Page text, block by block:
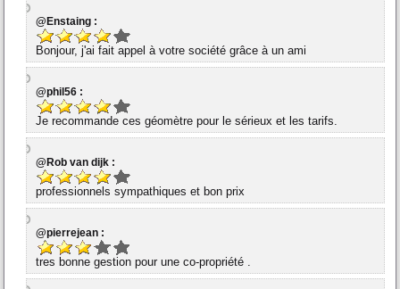
@Enstaing :
Bonjour, j'ai fait appel à votre société grâce à un ami
@phil56 :
Je recommande ces géomètre pour le sérieux et les tarifs.
@Rob van dijk :
professionnels sympathiques et bon prix
@pierrejean :
tres bonne gestion pour une co-propriété .